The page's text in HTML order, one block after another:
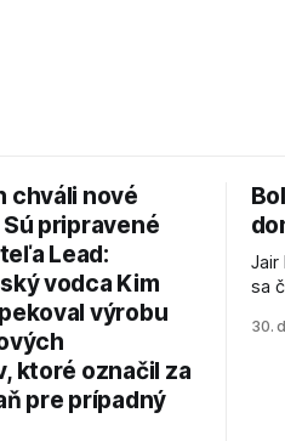
chváli nové
pripravené
Lead:
vodca Kim
výrobu
ktoré označil za
pre prípadný
Jair
sa
30.